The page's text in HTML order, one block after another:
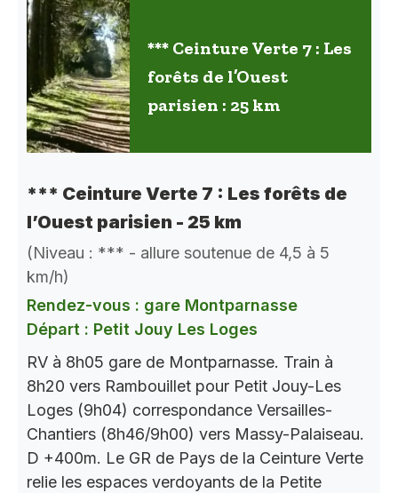
*** Ceinture Verte 7 : Les
forêts de l’Ouest
parisien : 25 km
*** Ceinture Verte 7 : Les forêts de
l’Ouest parisien - 25 km
(Niveau : *** - allure soutenue de 4,5 à 5
km/h)
Rendez-vous : gare Montparnasse
Départ : Petit Jouy Les Loges
RV à 8h05 gare de Montparnasse. Train à
8h20 vers Rambouillet pour Petit Jouy-Les
Loges (9h04) correspondance Versailles-
Chantiers (8h46/9h00) vers Massy-Palaiseau.
D +400m. Le GR de Pays de la Ceinture Verte
relie les espaces verdoyants de la Petite